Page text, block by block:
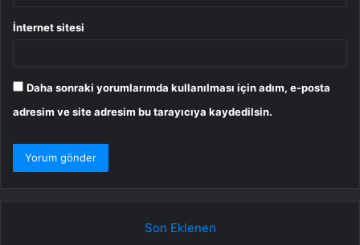
İnternet sitesi
Daha sonraki yorumlarımda kullanılması için adım, e-posta
adresim ve site adresim bu tarayıcıya kaydedilsin.
Son Eklenen